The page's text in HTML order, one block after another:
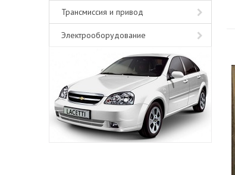
Трансмиссия и привод
Электрооборудование